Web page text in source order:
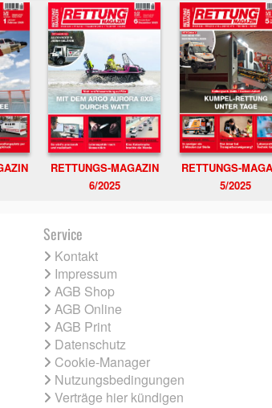
RETTUNGS-MAGAZIN
6/2025
RETTUNGS-
5/2025
Service
Kontakt
Impressum
AGB Shop
AGB Online
AGB Print
Datenschutz
Cookie-Manager
Nutzungsbedingungen
Verträge hier kündigen